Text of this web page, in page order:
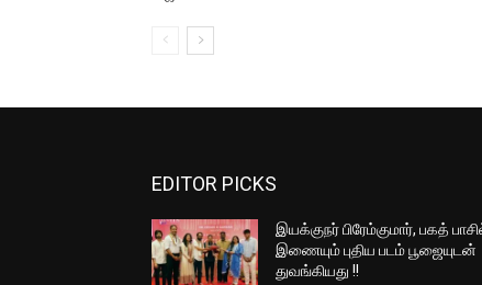
EDITOR PICKS
இயக்குநர் பிரேம்குமார், பகத்
இணையும் புதிய படம் பூஜையுடன்
துவங்கியது !!